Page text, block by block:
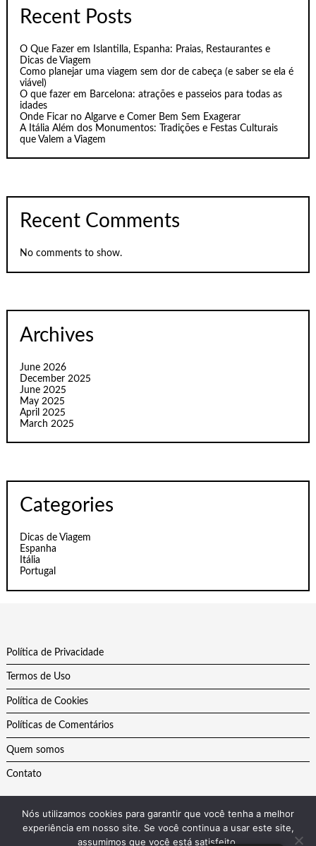
Recent Posts
O Que Fazer em Islantilla, Espanha: Praias, Restaurantes e
Dicas de Viagem
Como planejar uma viagem sem dor de cabeça (e saber se ela é
viável)
O que fazer em Barcelona: atrações e passeios para todas as
idades
Onde Ficar no Algarve e Comer Bem Sem Exagerar
A Itália Além dos Monumentos: Tradições e Festas Culturais
que Valem a Viagem
Recent Comments
No comments to show.
Archives
June 2026
December 2025
June 2025
May 2025
April 2025
March 2025
Categories
Dicas de Viagem
Espanha
Itália
Portugal
Política de Privacidade
Termos de Uso
Política de Cookies
Políticas de Comentários
Quem somos
Contato
Nós utilizamos cookies para garantir que você tenha a melhor
experiência em nosso site. Se você continua a usar este site,
assumimos que você está satisfeito.